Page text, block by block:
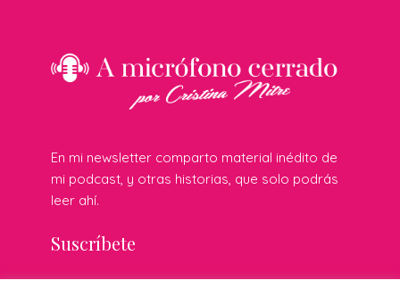
En mi newsletter comparto material inédito de
mi podcast, y otras historias, que solo podrás
leer ahí.
Suscríbete